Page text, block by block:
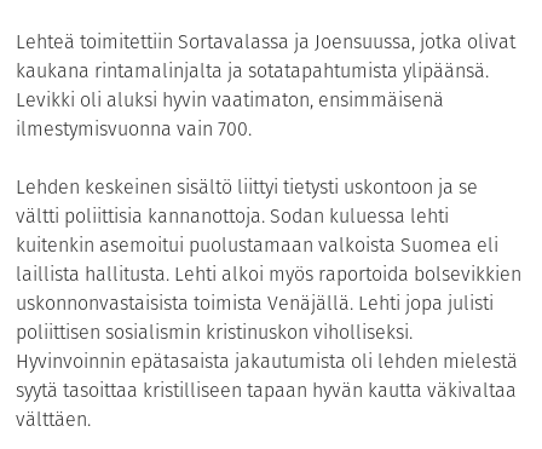
Lehteä toimitettiin Sortavalassa ja Joensuussa, jotka olivat
kaukana rintamalinjalta ja sotatapahtumista ylipäänsä.
Levikki oli aluksi hyvin vaatimaton, ensimmäisenä
ilmestymisvuonna vain 700.
Lehden keskeinen sisältö liittyi tietysti uskontoon ja se
vältti poliittisia kannanottoja. Sodan kuluessa lehti
kuitenkin asemoitui puolustamaan valkoista Suomea eli
laillista hallitusta. Lehti alkoi myös raportoida bolsevikkien
uskonnonvastaisista toimista Venäjällä. Lehti jopa julisti
poliittisen sosialismin kristinuskon viholliseksi.
Hyvinvoinnin epätasaista jakautumista oli lehden mielestä
syytä tasoittaa kristilliseen tapaan hyvän kautta väkivaltaa
välttäen.